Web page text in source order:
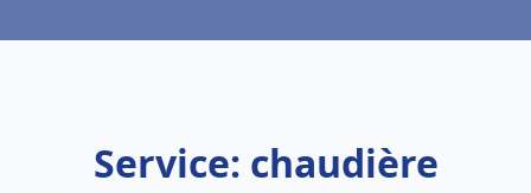
Service: chaudière